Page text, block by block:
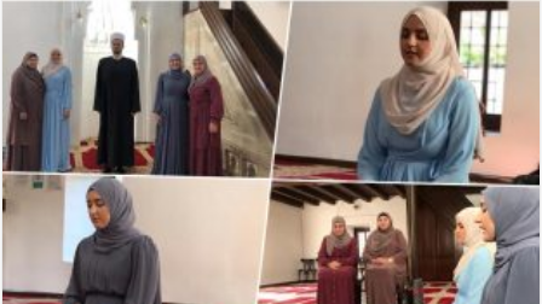
Pazar:
Buduće
hafize
Ajkuna
Zeković
i
Saima
Baćićanin
napamet
proučile
(FOTO)